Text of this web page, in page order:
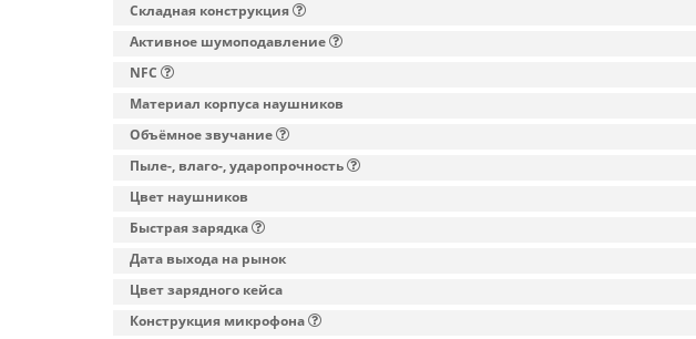
Складная конструкция
Активное шумоподавление
NFC
Материал корпуса наушников
Объёмное звучание
Пыле-, влаго-, ударопрочность
Цвет наушников
Быстрая зарядка
Дата выхода на рынок
Цвет зарядного кейса
Конструкция микрофона